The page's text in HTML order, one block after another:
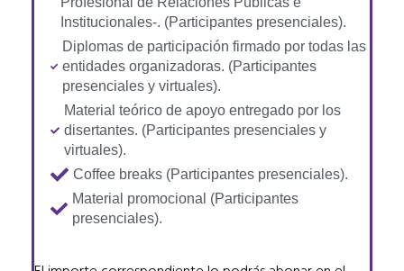
Institucionales-. (Participantes presenciales).
Diplomas de participación firmado por todas las
entidades organizadoras. (Participantes
presenciales y virtuales).
Material teórico de apoyo entregado por los
disertantes. (Participantes presenciales y
virtuales).
Coffee breaks (Participantes presenciales).
Material promocional (Participantes
presenciales).